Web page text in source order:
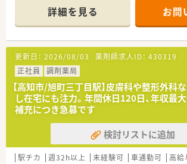
■各店舗の処方箋枚数や応需科目は配属先に
地域に根ざしたクリニック門前への展開を
ています。
■勤務する薬剤師や事務スタッフの人数は
て最適化されており、協力しながら日々の
ります。
【法人特徴について】
■高知県内においてグループ全体で16店舗
域住民の健やかな暮らしを支える医療の提
ています。
■自治体と強固なタッグを組みながら地域の
実施しており、地域医療へ積極的に参画する
しています。
■社長や専務自身が薬剤師として現場に出て
詳細を見る お問
更新日： 2026/08/03 薬剤師求人ID： 430319
正社員
調剤薬局
【高知市/旭町三丁目駅】皮膚科や整形外科
し在宅にも注力。年間休日120日、年収最
補充につき急募です
検討リストに追加
駅チカ 週32h以上 未経験可 車通勤可 高給